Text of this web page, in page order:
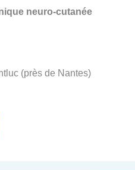
neuro-cutanée
(près de Nantes)